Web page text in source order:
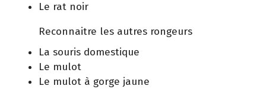
Le rat noir
Reconnaitre les autres rongeurs
La souris domestique
Le mulot
Le mulot à gorge jaune